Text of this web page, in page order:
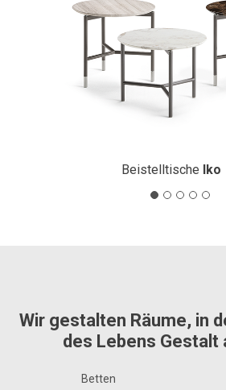
Beistelltische Iko
Wir gestalten Räume, in
des Lebens Gestalt
Betten